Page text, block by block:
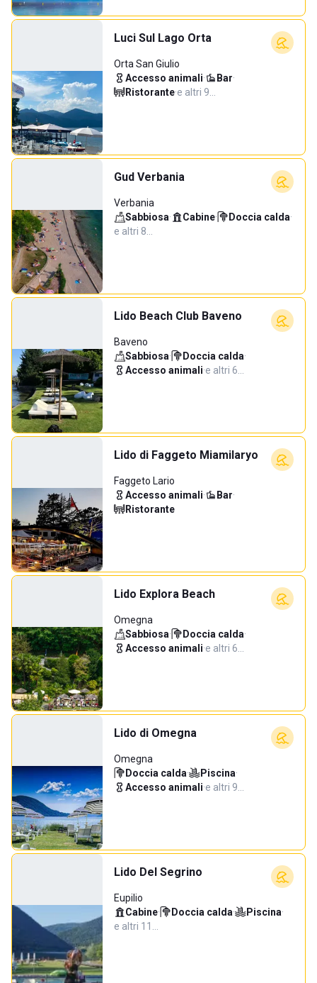
Luci Sul Lago Orta
Orta San Giulio
Accesso animali· Bar·
Ristorante·e altri 9…
Gud Verbania
Verbania
Sabbiosa· Cabine· Doccia calda·
e altri 8…
Lido Beach Club Baveno
Baveno
Sabbiosa· Doccia calda·
Accesso animali·e altri 6…
Lido di Faggeto Miamilaryo
Faggeto Lario
Accesso animali· Bar·
Ristorante
Lido Explora Beach
Omegna
Sabbiosa· Doccia calda·
Accesso animali·e altri 6…
Lido di Omegna
Omegna
Doccia calda· Piscina·
Accesso animali·e altri 9…
Lido Del Segrino
Eupilio
Cabine· Doccia calda· Piscina·
e altri 11…